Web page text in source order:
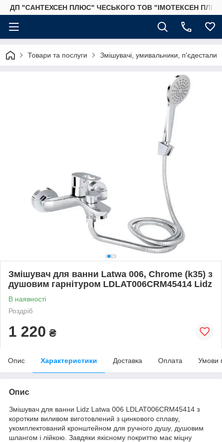
ДП "САНТЕХСЕН ПЛЮС" ЧЕСЬКОГО ТОВ "ІМОТЕКСЕН
Товари та послуги Змішувачі, умивальники, п'єдестали
Змішувач для ванни Latwa 006, Chrome (k35) з
душовим гарнітуром LDLAT006CRM45414 Lidz
В наявності
Роздріб
1 220 ₴
Опис Характеристики Доставка Оплата Умови
Опис
Змішувач для ванни Lidz Latwa 006 LDLAT006CRM45414 з
коротким виливом виготовлений з цинкового сплаву,
укомплектований кронштейном для ручного душу, душовим
шлангом і лійкою. Завдяки якісному покриттю має міцну